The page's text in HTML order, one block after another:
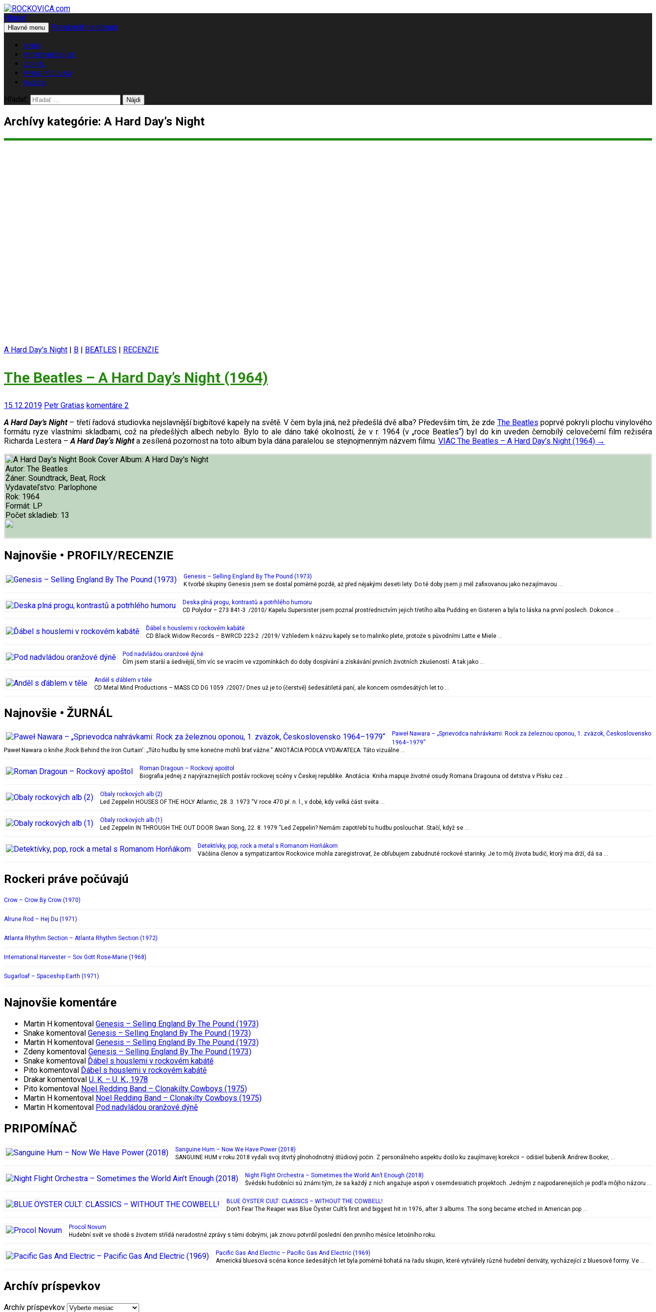
ROCKOVICA.com
Hľadať
Hlavné menu Preskočiť na obsah
O NÁS
PROFILY/RECENZIE
ŽURNÁL
PRÁVE POČÚVAM
RockČet
Hľadať:
Archívy kategórie: A Hard Day’s Night
A Hard Day's Night | B | BEATLES | RECENZIE
The Beatles – A Hard Day’s Night (1964)
15.12.2019 Petr Gratias komentáre 2
A Hard Day’s Night– třetí řadová studiovka nejslavnější bigbítové kapely na světě. V čem byla jiná, než předešlá dvě alba? Především tím, že zde The Beatles poprvé pokryli plochu vinylového
formátu ryze vlastními skladbami, což na předešlých albech nebylo. Bylo to ale dáno také okolností, že v r. 1964 (v „roce Beatles“) byl do kin uveden černobílý celovečerní film režiséra
Richarda Lestera –A Hard Day‘s Nighta zesílená pozornost na toto album byla dána paralelou se stejnojmenným názvem filmu. VIAC The Beatles – A Hard Day’s Night (1964) →
Album: A Hard Day's Night
Autor: The Beatles
Žáner: Soundtrack, Beat, Rock
Vydavateľstvo: Parlophone
Rok: 1964
Formát: LP
Počet skladieb: 13
Najnovšie • PROFILY/RECENZIE
Genesis – Selling England By The Pound (1973)
K tvorbě skupiny Genesis jsem se dostal poměrně pozdě, až před nějakými deseti lety. Do té doby jsem ji měl zafixovanou jako nezajímavou …
Deska plná progu, kontrastů a potrhlého humoru
CD Polydor – 273 841-3 /2010/ Kapelu Supersister jsem poznal prostřednictvím jejich třetího alba Pudding en Gisteren a byla to láska na první poslech. Dokonce …
Ďábel s houslemi v rockovém kabátě
CD Black Widow Records – BWRCD 223-2 /2019/ Vzhledem k názvu kapely se to malinko plete, protože s původními Latte e Miele …
Pod nadvládou oranžové dýně
Čím jsem starší a šedivější, tím víc se vracím ve vzpomínkách do doby dospívání a získávání prvních životních zkušeností. A tak jako …
Anděl s ďáblem v těle
CD Metal Mind Productions – MASS CD DG 1059 /2007/ Dnes už je to (čerstvě) šedesátiletá paní, ale koncem osmdesátých let to …
Najnovšie • ŽURNÁL
Paweł Nawara – „Sprievodca nahrávkami: Rock za železnou oponou, 1. zväzok, Československo
1964–1979“
Paweł Nawara o knihe ‚Rock Behind the Iron Curtain‘: „Túto hudbu by sme konečne mohli brať vážne.“ ANOTÁCIA PODĽA VYDAVATEĽA: Táto vizuálne …
Roman Dragoun – Rockový apoštol
Biografia jednej z najvýraznejších postáv rockovej scény v Českej republike. Anotácia: Kniha mapuje životné osudy Romana Dragouna od detstva v Písku cez …
Obaly rockových alb (2)
Led Zeppelin HOUSES OF THE HOLY Atlantic, 28. 3. 1973 “V roce 470 př. n. l., v době, kdy velká část světa …
Obaly rockových alb (1)
Led Zeppelin IN THROUGH THE OUT DOOR Swan Song, 22. 8. 1979 “Led Zeppelin? Nemám zapotřebí tu hudbu poslouchat. Stačí, když se …
Detektívky, pop, rock a metal s Romanom Horňákom
Väčšina členov a sympatizantov Rockovice mohla zaregistrovať, že obľubujem zabudnuté rockové starinky. Je to môj života budič, ktorý ma drží, dá sa …
Rockeri práve počúvajú
Crow – Crow By Crow (1970)
Alrune Rod – Hej Du (1971)
Atlanta Rhythm Section – Atlanta Rhythm Section (1972)
International Harvester – Sov Gott Rose-Marie (1968)
Sugarloaf – Spaceship Earth (1971)
Najnovšie komentáre
Martin H komentoval Genesis – Selling England By The Pound (1973)
Snake komentoval Genesis – Selling England By The Pound (1973)
Martin H komentoval Genesis – Selling England By The Pound (1973)
Zdeny komentoval Genesis – Selling England By The Pound (1973)
Snake komentoval Ďábel s houslemi v rockovém kabátě
Pito komentoval Ďábel s houslemi v rockovém kabátě
Drakar komentoval U. K. – U. K., 1978
Pito komentoval Noel Redding Band – Clonakilty Cowboys (1975)
Martin H komentoval Noel Redding Band – Clonakilty Cowboys (1975)
Martin H komentoval Pod nadvládou oranžové dýně
PRIPOMÍNAČ
Sanguine Hum – Now We Have Power (2018)
SANGUINE HUM v roku 2018 vydali svoj štvrtý plnohodnotný štúdiový počin. Z personálneho aspektu došlo ku zaujímavej korekcii – odišiel bubeník Andrew Booker, …
Night Flight Orchestra – Sometimes the World Ain’t Enough (2018)
Švédski hudobníci sú známi tým, že sa každý z nich angažuje aspoň v osemdesiatich projektoch. Jedným z najpodarenejších je podľa môjho názoru …
BLUE ÖYSTER CULT: CLASSICS – WITHOUT THE COWBELL!
Don’t Fear The Reaper was Blue Öyster Cult’s first and biggest hit in 1976, after 3 albums. The song became etched in American pop …
Procol Novum
Hudební svět ve shodě s životem střídá neradostné zprávy s těmi dobrými, jak znovu potvrdil poslední den prvního měsíce letošního roku.
Pacific Gas And Electric – Pacific Gas And Electric (1969)
Americká bluesová scéna konce šedesátých let byla poměrně bohatá na řadu skupin, které vytvářely různé hudební deriváty, vycházející z bluesové formy. Ve …
Archív príspevkov
Archív príspevkov